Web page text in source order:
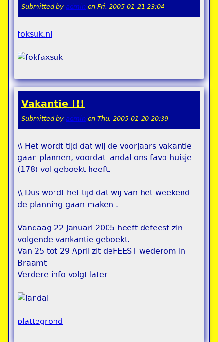
Submitted by admin on Fri, 2005-01-21 23:04
foksuk.nl
Vakantie !!!
Submitted by admin on Thu, 2005-01-20 20:39
\\ Het wordt tijd dat wij de voorjaars vakantie
gaan plannen, voordat landal ons favo huisje
(178) vol geboekt heeft.
\\ Dus wordt het tijd dat wij van het weekend
de planning gaan maken .
Vandaag 22 januari 2005 heeft defeest zin
volgende vankantie geboekt.
Van 25 tot 29 April zit deFEEST wederom in
Braamt
Verdere info volgt later
plattegrond